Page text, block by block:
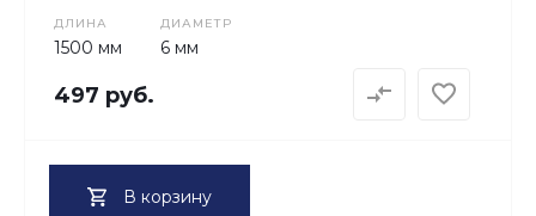
ДЛИНА
1500 мм
ДИАМЕТР
6 мм
497 руб.
В корзину